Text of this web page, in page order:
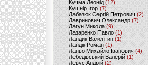
Кучма Леонід (12)
Кушнір Ігор(7)
Лабазюк Сергій Петрович (2)
Лавринович Олександр(7)
Лагун Микола(9)
Лазаренко Павло (1)
Ландик Валентин (1)
Ландік Роман (1)
Ланьо Михайло Іванович(4)
Лебедівський Валерій(1)
Левус Андрій(2)